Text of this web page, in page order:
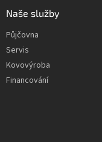
Naše služby
Půjčovna
Servis
Kovovýroba
Financování